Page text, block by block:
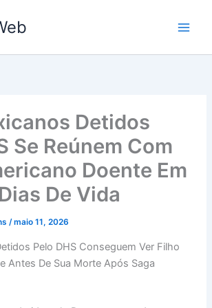
Detidos
Se Reúnem Com
Doente Em
De Vida
/maio 11, 2026
Pelo DHS Conseguem Ver Filho
Antes De Sua Morte Após Saga